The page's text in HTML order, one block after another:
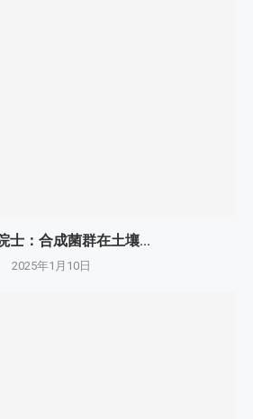
士：​合成菌群在土壤...
2025年1月10日